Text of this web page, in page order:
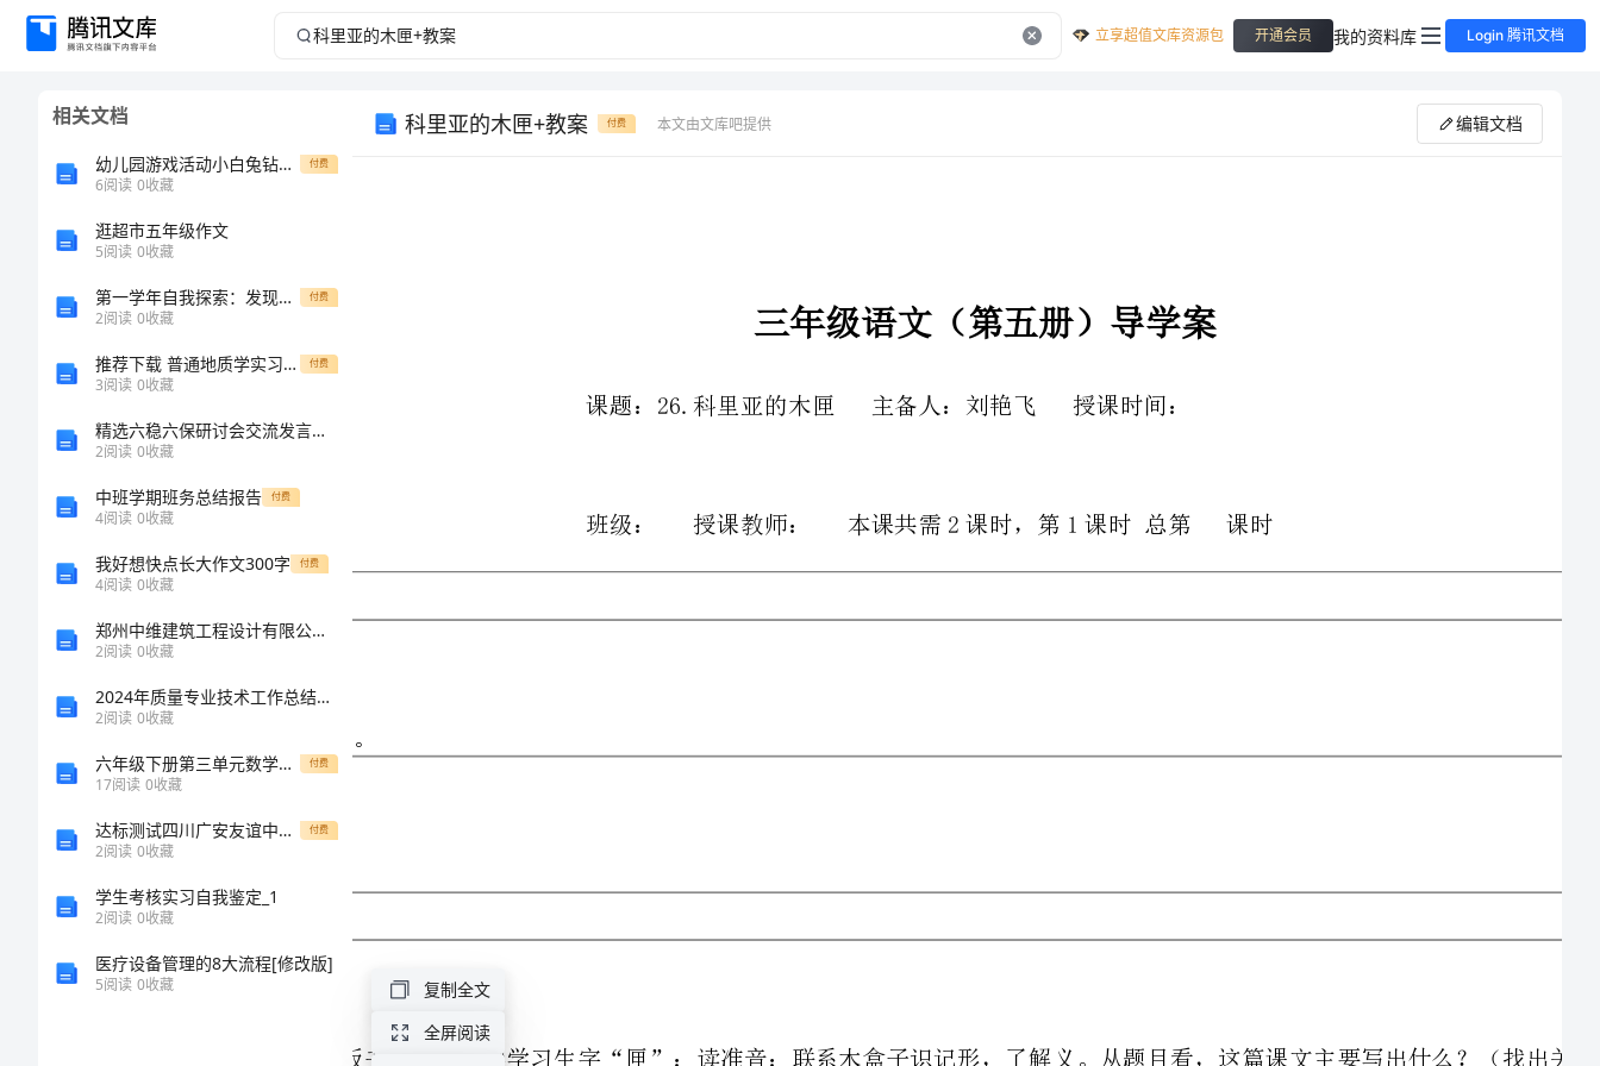
科
+教
题：
立享超值文库资源包 开通会员 我的资料库 Login 腾讯文档
相关文档
幼儿园游戏活动小白兔钻山洞观察记录 付费
6阅读 0收藏
逛超市五年级作文
5阅读 0收藏
第一学年自我探索：发现兴趣与确定未来方向 付费
2阅读 0收藏
推荐下载 普通地质学实习报告 付费
3阅读 0收藏
精选六稳六保研讨会交流发言材料范文
2阅读 0收藏
中班学期班务总结报告 付费
4阅读 0收藏
我好想快点长大作文300字 付费
4阅读 0收藏
郑州中维建筑工程设计有限公司介绍企业发展分析报告
2阅读 0收藏
2024年质量专业技术工作总结范文
2阅读 0收藏
六年级下册第三单元数学知识点总结 付费
17阅读 0收藏
达标测试四川广安友谊中学数学北师大版7年级上册专项测试 付费
2阅读 0收藏
学生考核实习自我鉴定_1
2阅读 0收藏
医疗设备管理的8大流程[修改版]
5阅读 0收藏
科里亚的木匣+教案 付费 本文由文库吧提供 编辑文档
1.学生轻声自由读课文，要求读准字音，读通句子。
3.朗读展示：指名分段朗读课文，引导学生评议：字音是否读准，句子是否读通。
课题：26.科里亚的木匣主备人：刘艳飞授课时间：
班级：授课教师：本课共需2课时，第1课时总第课时
复制全文
全屏阅读